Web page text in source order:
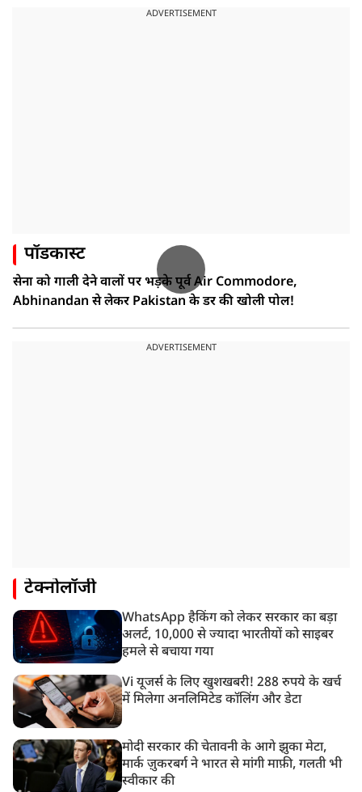
ADVERTISEMENT
पॉडकास्ट
सेना को गाली देने वालों पर भड़के पूर्व Air Commodore,
Abhinandan से लेकर Pakistan के डर की खोली पोल!
ADVERTISEMENT
टेक्नोलॉजी
WhatsApp हैकिंग को लेकर सरकार का बड़ा
अलर्ट, 10,000 से ज्यादा भारतीयों को साइबर
हमले से बचाया गया
Vi यूजर्स के लिए खुशखबरी! 288 रुपये के खर्च
में मिलेगा अनलिमिटेड कॉलिंग और डेटा
मोदी सरकार की चेतावनी के आगे झुका मेटा,
मार्क ज़ुकरबर्ग ने भारत से मांगी माफ़ी, गलती भी
स्वीकार की